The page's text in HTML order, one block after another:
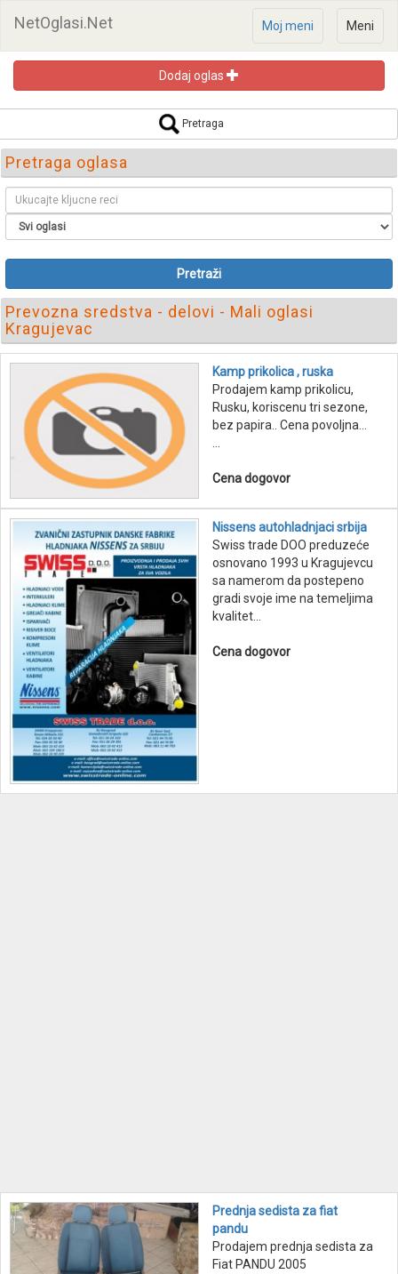
NetOglasi.Net Meni
Moj meni
Dodaj oglas
Pretraga
Pretraga oglasa
Pretraži
Prevozna sredstva - delovi - Mali oglasi
Kragujevac
Kamp prikolica , ruska
Prodajem kamp prikolicu,
Rusku, koriscenu tri sezone,
bez papira.. Cena povoljna...
Cena dogovor
Nissens autohladnjaci srbija
Swiss trade DOO preduzeće
osnovano 1993 u Kragujevcu
sa namerom da postepeno
gradi svoje ime na temeljima
kvalitet...
Cena dogovor
Prednja sedista za fiat
pandu
Prodajem prednja sedista za
Fiat PANDU 2005